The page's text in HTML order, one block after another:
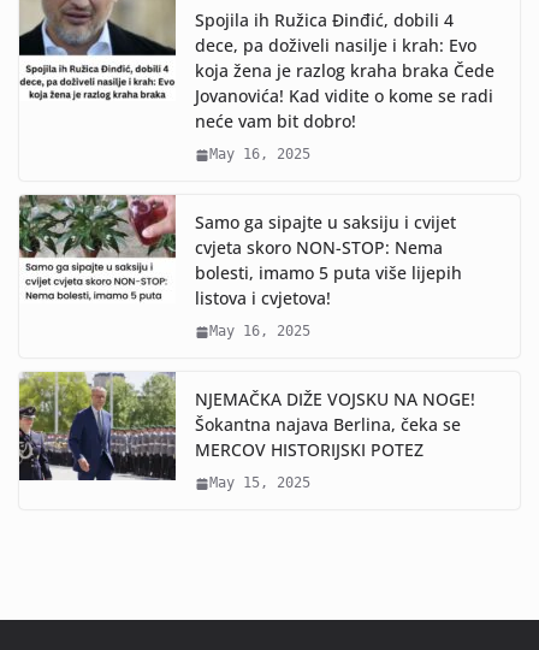
Spojila ih Ružica Đinđić, dobili 4
dece, pa doživeli nasilje i krah: Evo
koja žena je razlog kraha braka Čede
Jovanovića! Kad vidite o kome se radi
neće vam bit dobro!
May 16, 2025
Samo ga sipajte u saksiju i cvijet
cvjeta skoro NON-STOP: Nema
bolesti, imamo 5 puta više lijepih
listova i cvjetova!
May 16, 2025
NJEMAČKA DIŽE VOJSKU NA NOGE!
Šokantna najava Berlina, čeka se
MERCOV HISTORIJSKI POTEZ
May 15, 2025